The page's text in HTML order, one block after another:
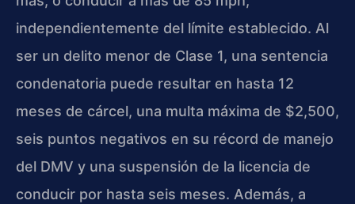
independientemente del límite establecido. Al
ser un delito menor de Clase 1, una sentencia
condenatoria puede resultar en hasta 12
meses de cárcel, una multa máxima de $2,500,
seis puntos negativos en su récord de manejo
del DMV y una suspensión de la licencia de
conducir por hasta seis meses. Además, a